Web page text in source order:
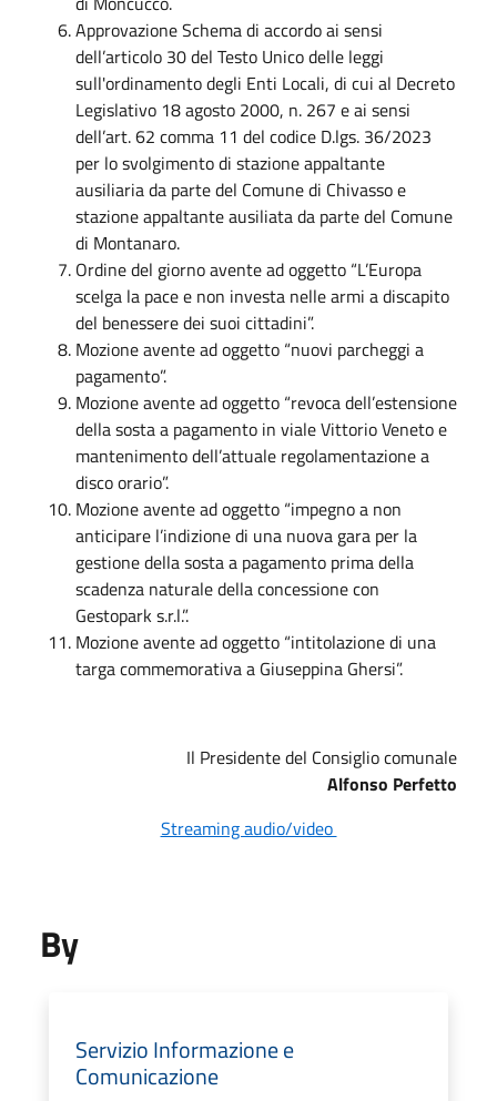
Approvazione Schema di accordo ai sensi
dell’articolo 30 del Testo Unico delle leggi
sull'ordinamento degli Enti Locali, di cui al Decreto
Legislativo 18 agosto 2000, n. 267 e ai sensi
dell’art. 62 comma 11 del codice D.lgs. 36/2023
per lo svolgimento di stazione appaltante
ausiliaria da parte del Comune di Chivasso e
stazione appaltante ausiliata da parte del Comune
di Montanaro.
Ordine del giorno avente ad oggetto “L’Europa
scelga la pace e non investa nelle armi a discapito
del benessere dei suoi cittadini”.
Mozione avente ad oggetto “nuovi parcheggi a
pagamento”.
Mozione avente ad oggetto “revoca dell’estensione
della sosta a pagamento in viale Vittorio Veneto e
mantenimento dell’attuale regolamentazione a
disco orario”.
Mozione avente ad oggetto “impegno a non
anticipare l’indizione di una nuova gara per la
gestione della sosta a pagamento prima della
scadenza naturale della concessione con
Gestopark s.r.l.”.
Mozione avente ad oggetto “intitolazione di una
targa commemorativa a Giuseppina Ghersi”.
Il Presidente del Consiglio comunale
Alfonso Perfetto
Streaming audio/video
By
Servizio Informazione e
Comunicazione